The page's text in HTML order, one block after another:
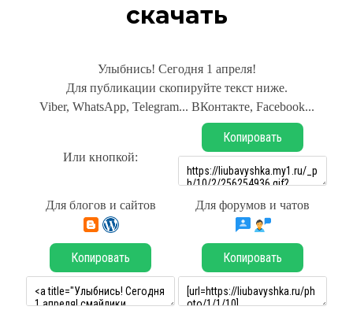
скачать
Улыбнись! Сегодня 1 апреля!
Для публикации скопируйте текст ниже.
Viber, WhatsApp, Telegram... ВКонтакте, Facebook...
Или кнопкой:
Копировать
Для блогов и сайтов Для форумов и чатов
Копировать Копировать